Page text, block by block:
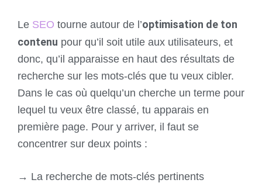
Le SEO tourne autour de l’optimisation de ton
contenu pour qu’il soit utile aux utilisateurs, et
donc, qu’il apparaisse en haut des résultats de
recherche sur les mots-clés que tu veux cibler.
Dans le cas où quelqu’un cherche un terme pour
lequel tu veux être classé, tu apparais en
première page. Pour y arriver, il faut se
concentrer sur deux points :
→ La recherche de mots-clés pertinents